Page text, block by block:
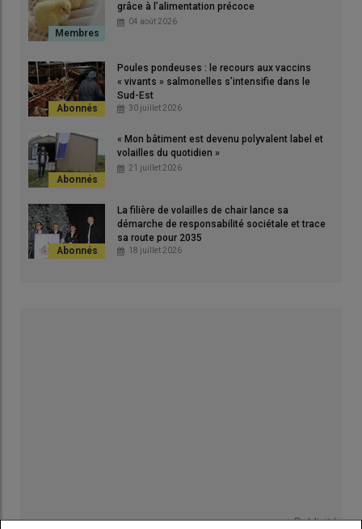
grâce à l’alimentation précoce
04 août 2026
Poules pondeuses : le recours aux vaccins
« vivants » salmonelles s’intensifie dans le
Sud-Est
30 juillet 2026
« Mon bâtiment est devenu polyvalent label et
volailles du quotidien »
21 juillet 2026
La filière de volailles de chair lance sa
démarche de responsabilité sociétale et trace
sa route pour 2035
18 juillet 2026
Publicité